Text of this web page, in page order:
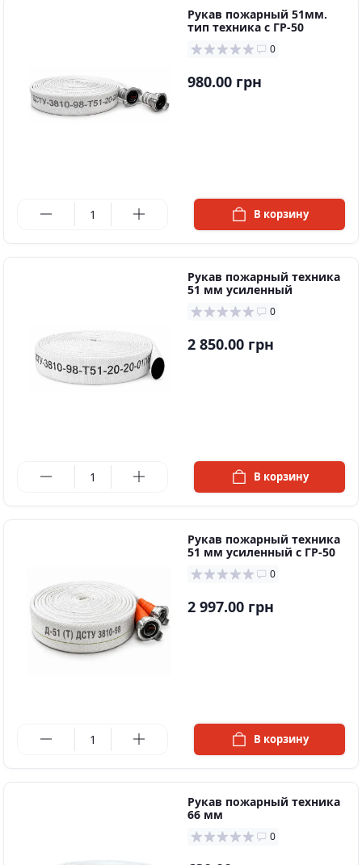
Рукав пожарный 51мм.
тип техника с ГР-50
0
980.00 грн
В корзину
Рукав пожарный техника
51 мм усиленный
0
2 850.00 грн
В корзину
Рукав пожарный техника
51 мм усиленный с ГР-50
0
2 997.00 грн
В корзину
Рукав пожарный техника
66 мм
0